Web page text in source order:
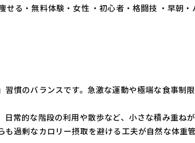
る・無料体験・女性 ・初心者・格闘技 ・早朝
慣のバランスです。急激な運動や極端な食事制
常的な階段の利用や散歩など、小さな積み重ねが
過剰なカロリー摂取を避ける工夫が自然な体重管